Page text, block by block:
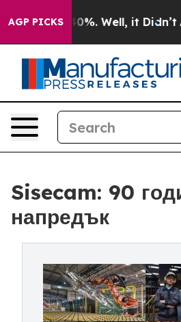
AGP PICKS40%. Well, it Didn’t As
Sisecam: 90
напредък